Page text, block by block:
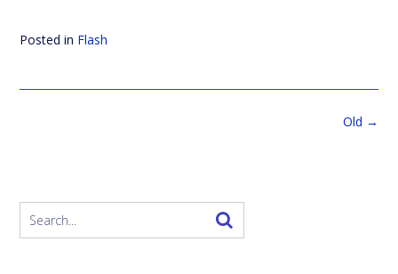
Posted in Flash
Old →